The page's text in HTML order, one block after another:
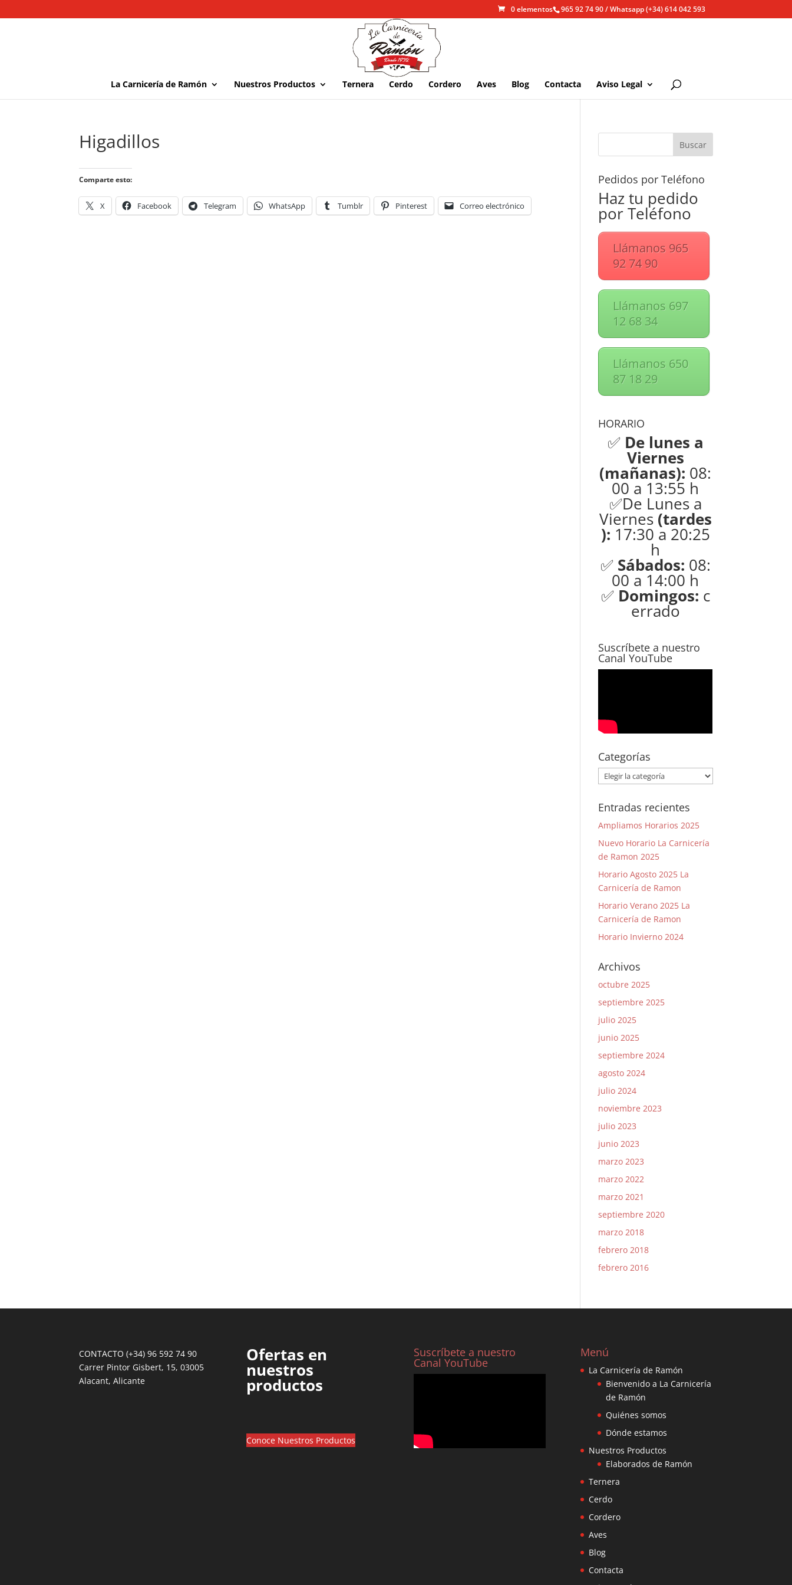
965 92 74 90 / Whatsapp (+34) 614 042 593
0 elementos
La Carnicería de Ramón Nuestros Productos Ternera Cerdo Cordero Aves Blog Contacta Aviso Legal
Higadillos
Comparte esto:
X Facebook Telegram WhatsApp Tumblr Pinterest Correo electrónico
Pedidos por Teléfono
Haz tu pedido
por Teléfono
Llámanos 965
92 74 90
Llámanos 697
12 68 34
Llámanos 650
87 18 29
HORARIO
✅ De lunes a
Viernes
(mañanas): 08:
00 a 13:55 h
✅De Lunes a
Viernes(tardes
): 17:30 a 20:25
h
✅ Sábados: 08:
00 a 14:00 h
✅ Domingos: c
errado
Suscríbete a nuestro
Canal YouTube
Categorías
Categorías
Entradas recientes
Ampliamos Horarios 2025
Nuevo Horario La Carnicería
de Ramon 2025
Horario Agosto 2025 La
Carnicería de Ramon
Horario Verano 2025 La
Carnicería de Ramon
Horario Invierno 2024
Archivos
octubre 2025
septiembre 2025
julio 2025
junio 2025
septiembre 2024
agosto 2024
julio 2024
noviembre 2023
julio 2023
junio 2023
marzo 2023
marzo 2022
marzo 2021
septiembre 2020
marzo 2018
febrero 2018
febrero 2016
CONTACTO (+34) 96 592 74 90
Carrer Pintor Gisbert, 15, 03005
Alacant, Alicante
Ofertas en
nuestros
productos
Conoce Nuestros Productos
Suscríbete a nuestro
Canal YouTube
Menú
La Carnicería de Ramón
Bienvenido a La Carnicería
de Ramón
Quiénes somos
Dónde estamos
Nuestros Productos
Elaborados de Ramón
Ternera
Cerdo
Cordero
Aves
Blog
Contacta